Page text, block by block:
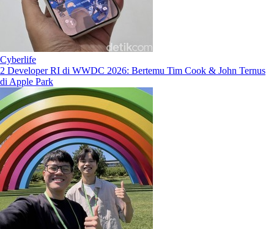
Cyberlife
2 Developer RI di WWDC 2026: Bertemu Tim Cook & John Ternus
di Apple Park